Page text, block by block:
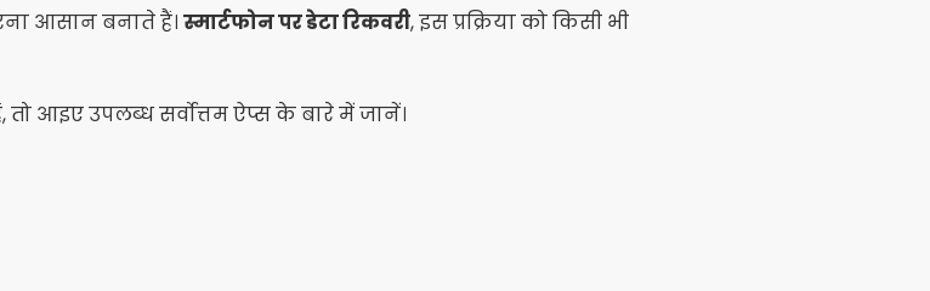
आसान बनाते हैं। स्मार्टफोन पर डेटा रिकवरी, इस प्रक्रिया को किसी भी
आइए उपलब्ध सर्वोत्तम ऐप्स के बारे में जानें।